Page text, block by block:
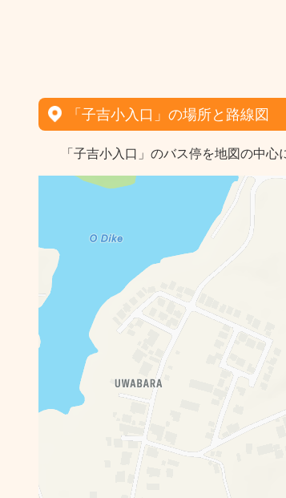
「子吉小入口」の場所と路線図
「子吉小入口」のバス停を地図の中